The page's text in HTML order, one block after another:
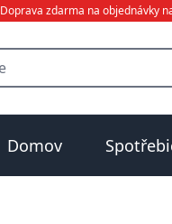
Doprava zdarma na objednávky
Domov